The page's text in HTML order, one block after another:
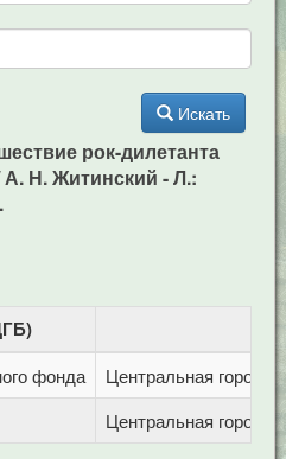
Искать
рок-дилетанта
Н. Житинский - Л.:
фонда
Центральная
Центральная